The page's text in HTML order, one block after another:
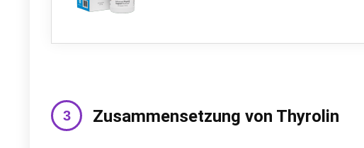
Zusammensetzung von Thyrolin